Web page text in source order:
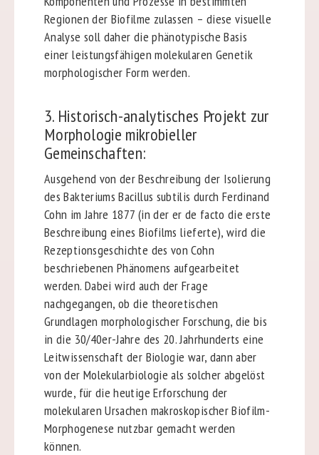
Regionen der Biofilme zulassen – diese visuelle
Analyse soll daher die phänotypische Basis
einer leistungsfähigen molekularen Genetik
morphologischer Form werden.
3. Historisch-analytisches Projekt zur
Morphologie mikrobieller
Gemeinschaften:
Ausgehend von der Beschreibung der Isolierung
des Bakteriums Bacillus subtilis durch Ferdinand
Cohn im Jahre 1877 (in der er de facto die erste
Beschreibung eines Biofilms lieferte), wird die
Rezeptionsgeschichte des von Cohn
beschriebenen Phänomens aufgearbeitet
werden. Dabei wird auch der Frage
nachgegangen, ob die theoretischen
Grundlagen morphologischer Forschung, die bis
in die 30/40er-Jahre des 20. Jahrhunderts eine
Leitwissenschaft der Biologie war, dann aber
von der Molekularbiologie als solcher abgelöst
wurde, für die heutige Erforschung der
molekularen Ursachen makroskopischer Biofilm-
Morphogenese nutzbar gemacht werden
können.